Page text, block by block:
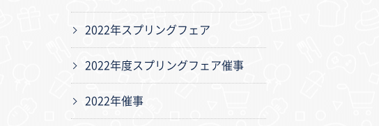
2022年スプリングフェア
2022年度スプリングフェア催事
2022年催事